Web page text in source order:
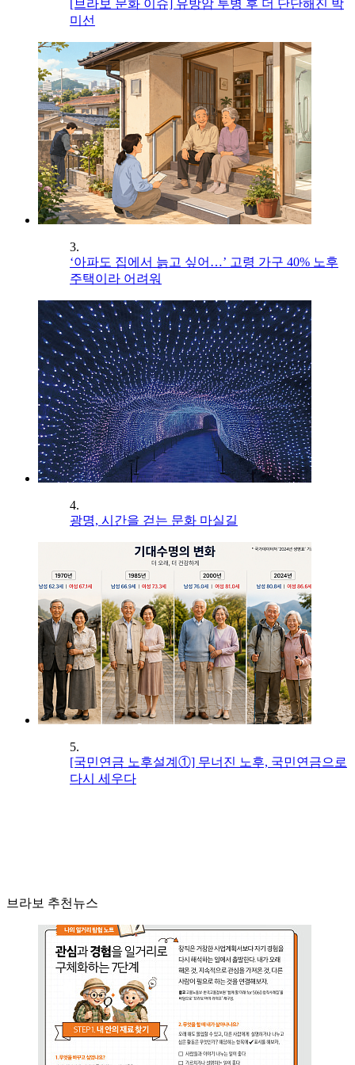
[브라보 문화 이슈] 유방암 투병 후 더 단단해진 박
미선
3.
‘아파도 집에서 늙고 싶어…’ 고령 가구 40% 노후
주택이라 어려워
4.
광명, 시간을 걷는 문화 마실길
5.
[국민연금 노후설계①] 무너진 노후, 국민연금으로
다시 세우다
브라보 추천뉴스